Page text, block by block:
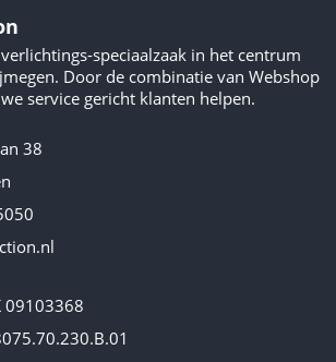
speciaalzaak in het centrum
Door de combinatie van Webshop
service gericht klanten helpen.
38
09103368